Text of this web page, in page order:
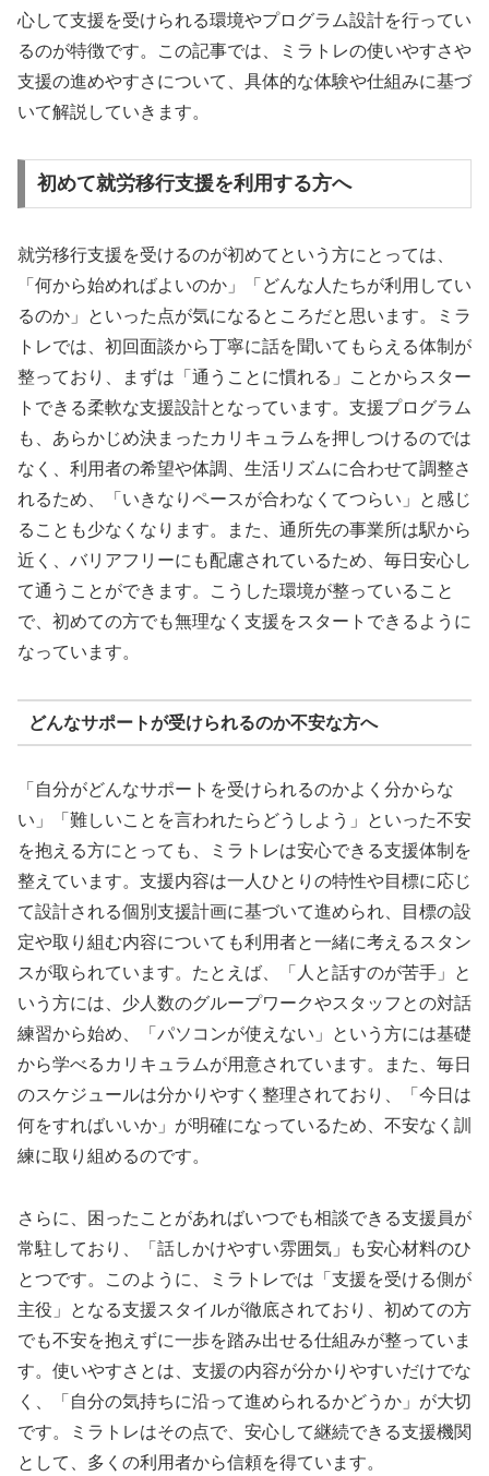
心して支援を受けられる環境やプログラム設計を行ってい
るのが特徴です。この記事では、ミラトレの使いやすさや
支援の進めやすさについて、具体的な体験や仕組みに基づ
いて解説していきます。
初めて就労移行支援を利用する方へ
就労移行支援を受けるのが初めてという方にとっては、
「何から始めればよいのか」「どんな人たちが利用してい
るのか」といった点が気になるところだと思います。ミラ
トレでは、初回面談から丁寧に話を聞いてもらえる体制が
整っており、まずは「通うことに慣れる」ことからスター
トできる柔軟な支援設計となっています。支援プログラム
も、あらかじめ決まったカリキュラムを押しつけるのでは
なく、利用者の希望や体調、生活リズムに合わせて調整さ
れるため、「いきなりペースが合わなくてつらい」と感じ
ることも少なくなります。また、通所先の事業所は駅から
近く、バリアフリーにも配慮されているため、毎日安心し
て通うことができます。こうした環境が整っていること
で、初めての方でも無理なく支援をスタートできるように
なっています。
どんなサポートが受けられるのか不安な方へ
「自分がどんなサポートを受けられるのかよく分からな
い」「難しいことを言われたらどうしよう」といった不安
を抱える方にとっても、ミラトレは安心できる支援体制を
整えています。支援内容は一人ひとりの特性や目標に応じ
て設計される個別支援計画に基づいて進められ、目標の設
定や取り組む内容についても利用者と一緒に考えるスタン
スが取られています。たとえば、「人と話すのが苦手」と
いう方には、少人数のグループワークやスタッフとの対話
練習から始め、「パソコンが使えない」という方には基礎
から学べるカリキュラムが用意されています。また、毎日
のスケジュールは分かりやすく整理されており、「今日は
何をすればいいか」が明確になっているため、不安なく訓
練に取り組めるのです。
さらに、困ったことがあればいつでも相談できる支援員が
常駐しており、「話しかけやすい雰囲気」も安心材料のひ
とつです。このように、ミラトレでは「支援を受ける側が
主役」となる支援スタイルが徹底されており、初めての方
でも不安を抱えずに一歩を踏み出せる仕組みが整っていま
す。使いやすさとは、支援の内容が分かりやすいだけでな
く、「自分の気持ちに沿って進められるかどうか」が大切
です。ミラトレはその点で、安心して継続できる支援機関
として、多くの利用者から信頼を得ています。